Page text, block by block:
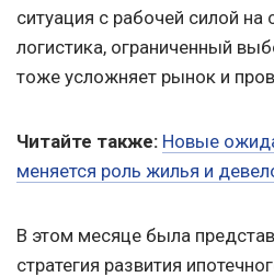
ситуация с рабочей силой на
логистика, ограниченный
тоже усложняет рынок и
Читайте также: Новые
меняется роль жилья и
В этом месяце была
стратегия развития